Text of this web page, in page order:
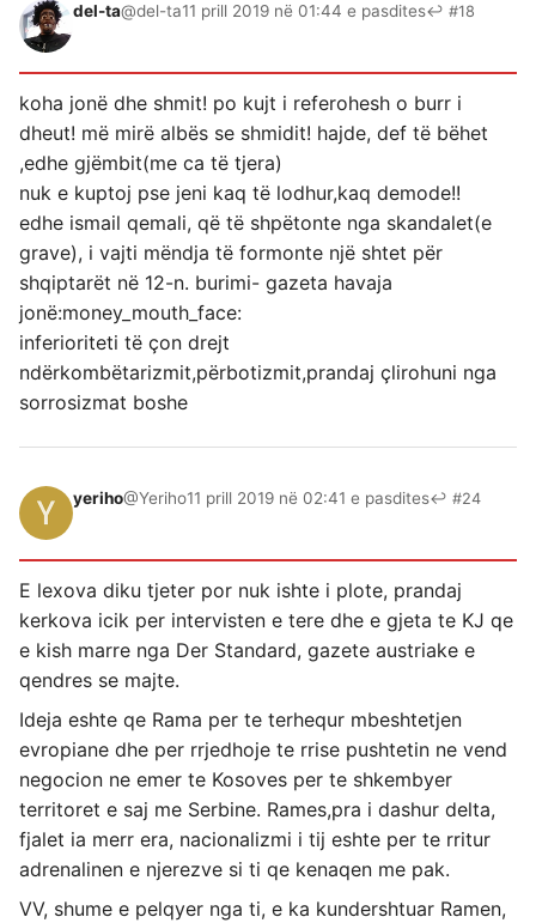
del-ta@del-ta11 prill 2019 në 01:44 e pasdites↩ #18
koha jonë dhe shmit! po kujt i referohesh o burr i
dheut! më mirë albës se shmidit! hajde, def të bëhet
,edhe gjëmbit(me ca të tjera)
nuk e kuptoj pse jeni kaq të lodhur,kaq demode!!
edhe ismail qemali, që të shpëtonte nga skandalet(e
grave), i vajti mëndja të formonte një shtet për
shqiptarët në 12-n. burimi- gazeta havaja
jonë:money_mouth_face:
inferioriteti të çon drejt
ndërkombëtarizmit,përbotizmit,prandaj çlirohuni nga
sorrosizmat boshe
yeriho@Yeriho11 prill 2019 në 02:41 e pasdites↩ #24
E lexova diku tjeter por nuk ishte i plote, prandaj
kerkova icik per intervisten e tere dhe e gjeta te KJ qe
e kish marre nga Der Standard, gazete austriake e
qendres se majte.
Ideja eshte qe Rama per te terhequr mbeshtetjen
evropiane dhe per rrjedhoje te rrise pushtetin ne vend
negocion ne emer te Kosoves per te shkembyer
territoret e saj me Serbine. Rames,pra i dashur delta,
fjalet ia merr era, nacionalizmi i tij eshte per te rritur
adrenalinen e njerezve si ti qe kenaqen me pak.
VV, shume e pelqyer nga ti, e ka kundershtuar Ramen,